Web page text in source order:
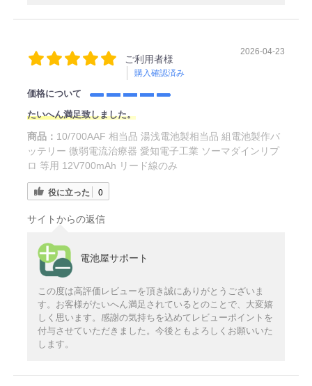
ご利用者様
購入確認済み
2026-04-23
価格について
たいへん満足致しました。
商品： 10/700AAF 相当品 湯浅電池製相当品 組電池製作バ
ッテリー 微弱電流治療器 愛知電子工業 ソーマダインリプ
ロ 等用 12V700mAh リード線のみ
役に立った 0
サイトからの返信
電池屋サポート
この度は高評価レビューを頂き誠にありがとうございま
す。お客様がたいへん満足されているとのことで、大変嬉
しく思います。感謝の気持ちを込めてレビューポイントを
付与させていただきました。今後ともよろしくお願いいた
します。